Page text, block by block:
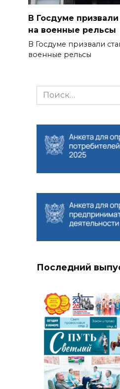
В Госдуме
на военные рельсы
В Госдуме призвали
военные рельсы
Search
for:
Последний